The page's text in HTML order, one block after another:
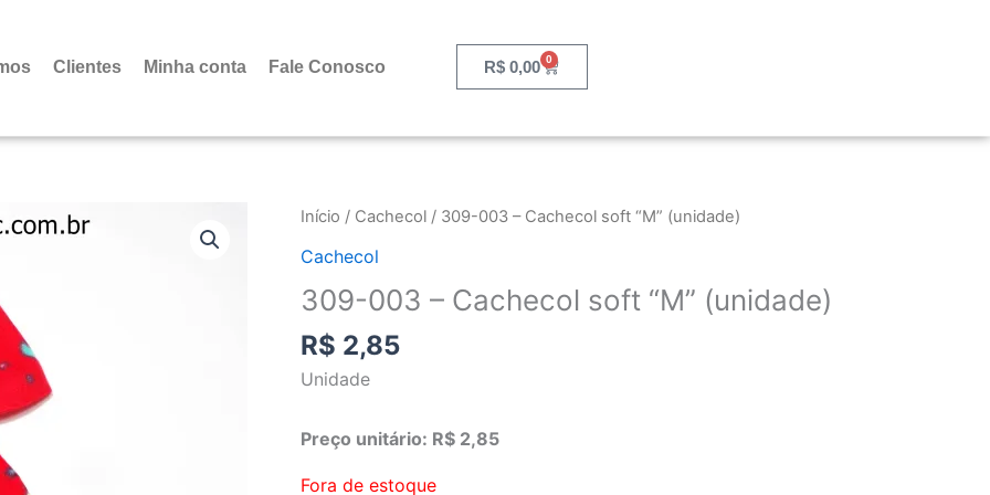
Clientes Minha conta Fale Conosco R$ 0,00 0
Cart
Início / Cachecol / 309-003 – Cachecol soft “M” (unidade)
Cachecol
309-003 – Cachecol soft “M” (unidade)
R$ 2,85
Unidade
Preço unitário: R$ 2,85
Fora de estoque